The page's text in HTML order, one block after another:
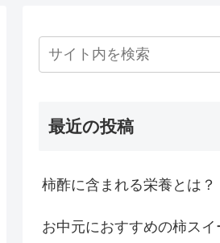
最近の投稿
柿酢に含まれる栄養とは？
お中元におすすめの柿ス